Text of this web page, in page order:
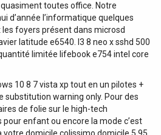
toutes office. Notre
d’année l’informatique quelques
foyers présent dans microsd
latitude e6540. I3 8 neo x sshd 500
limitée lifebook e754 intel core
10 8 7 vista xp tout en un pilotes +
substitution warning only. Pour des
de folie sur le high-tech
pour enfant ou encore la mode c’est